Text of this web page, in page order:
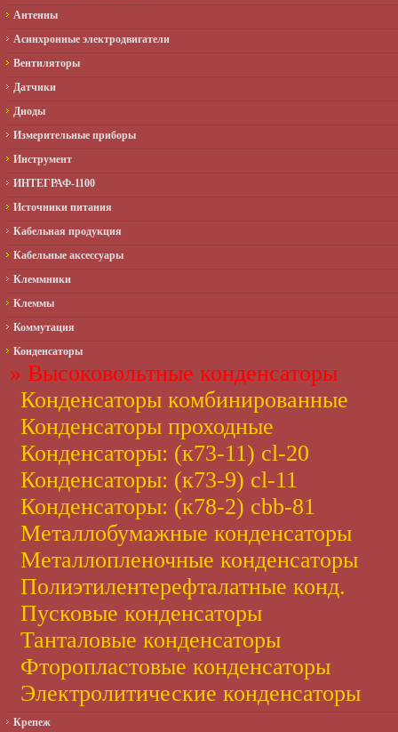
Антенны
Асинхронные электродвигатели
Вентиляторы
Датчики
Диоды
Измерительные приборы
Инструмент
ИНТЕГРАФ-1100
Источники питания
Кабельная продукция
Кабельные аксессуары
Клеммники
Клеммы
Коммутация
Конденсаторы
» Высоковольтные конденсаторы
Конденсаторы комбинированные
Конденсаторы проходные
Конденсаторы: (к73-11) cl-20
Конденсаторы: (к73-9) cl-11
Конденсаторы: (к78-2) cbb-81
Металлобумажные конденсаторы
Металлопленочные конденсаторы
Полиэтилентерефталатные конд.
Пусковые конденсаторы
Танталовые конденсаторы
Фторопластовые конденсаторы
Электролитические конденсаторы
Крепеж